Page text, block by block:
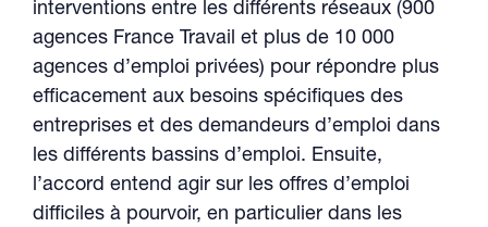
interventions entre les différents réseaux (900
agences France Travail et plus de 10 000
agences d’emploi privées) pour répondre plus
efficacement aux besoins spécifiques des
entreprises et des demandeurs d’emploi dans
les différents bassins d’emploi. Ensuite,
l’accord entend agir sur les offres d’emploi
difficiles à pourvoir, en particulier dans les